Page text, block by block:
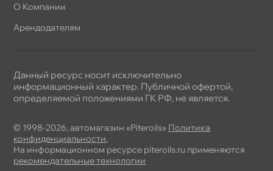
О Компании
Арендодателям
© 1998-2026, автомагазин «Piteroils» Политика
конфиденциальности,
На информационном ресурсе piteroils.ru применяются
рекомендательные технологии
Данный ресурс носит исключительно
информационный характер. Публичной офертой,
определяемой положениями ГК РФ, не является.